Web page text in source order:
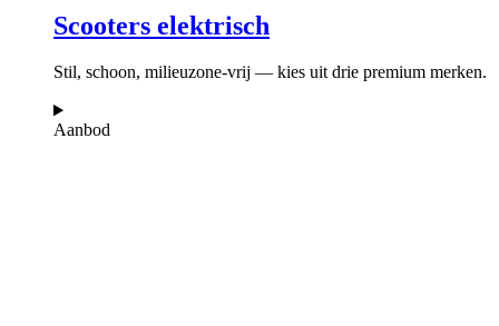
Scooters elektrisch
Stil, schoon, milieuzone-vrij — kies uit drie premium merken.
Aanbod